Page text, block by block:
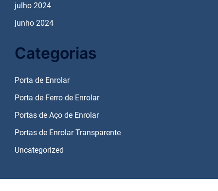
julho 2024
junho 2024
Categorias
Porta de Enrolar
Porta de Ferro de Enrolar
Portas de Aço de Enrolar
Portas de Enrolar Transparente
Uncategorized